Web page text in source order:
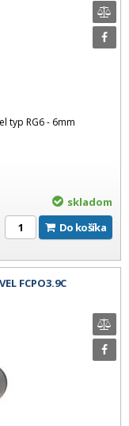
typ RG6 - 6mm
skladom
Do košíka
FCPO3.9C